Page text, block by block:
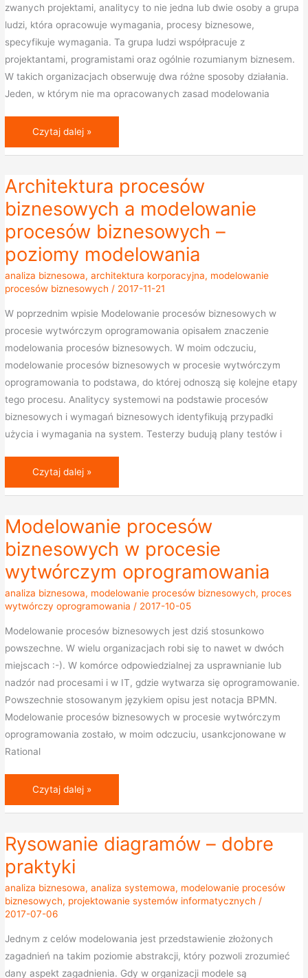
zwanych projektami, analitycy to nie jedna lub dwie osoby a grupa
ludzi, która opracowuje wymagania, procesy biznesowe,
specyfikuje wymagania. Ta grupa ludzi współpracuje z
projektantami, programistami oraz ogólnie rozumianym biznesem.
W takich organizacjach obserwuję dwa różne sposoby działania.
Jeden, w którym nie ma opracowanych zasad modelowania
Czytaj dalej »
Architektura procesów
biznesowych a modelowanie
procesów biznesowych –
poziomy modelowania
analiza biznesowa,architektura korporacyjna, modelowanie
procesów biznesowych / 2017-11-21
W poprzednim wpisie Modelowanie procesów biznesowych w
procesie wytwórczym oprogramowania opisałem znaczenie
modelowania procesów biznesowych. W moim odczuciu,
modelowanie procesów biznesowych w procesie wytwórczym
oprogramowania to podstawa, do której odnoszą się kolejne etapy
tego procesu. Analitycy systemowi na podstawie procesów
biznesowych i wymagań biznesowych identyfikują przypadki
użycia i wymagania na system. Testerzy budują plany testów i
Architektura
biznesowych
a
modelowanie
procesów
biznesowych
poziomy
modelowania
Czytaj dalej »
Modelowanie procesów
biznesowych w procesie
wytwórczym oprogramowania
analiza biznesowa, modelowanie procesów biznesowych, proces
wytwórczy oprogramowania / 2017-10-05
Modelowanie procesów biznesowych jest dziś stosunkowo
powszechne. W wielu organizacjach robi się to nawet w dwóch
miejscach :-). W komórce odpowiedzialnej za usprawnianie lub
nadzór nad procesami i w IT, gdzie wytwarza się oprogramowanie.
Powszechnie stosowanym językiem opisu jest notacja BPMN.
Modelowanie procesów biznesowych w procesie wytwórczym
oprogramowania zostało, w moim odczuciu, usankcjonowane w
Rational
Modelowanie
biznesowych
w
procesie
wytwórczym
oprogramowania
Czytaj dalej »
Rysowanie diagramów – dobre
praktyki
analiza biznesowa,analiza systemowa, modelowanie procesów
biznesowych, projektowanie systemów informatycznych /
2017-07-06
Jednym z celów modelowania jest przedstawienie złożonych
zagadnień na takim poziomie abstrakcji, który pozwoli zrozumieć
dany aspekt zagadnienia. Gdy w organizacji modele są
Rysowanie
diagramów
–
dobre
praktyki